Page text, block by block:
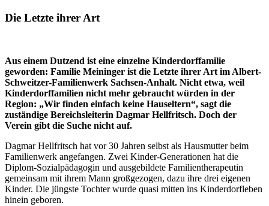
Die Letzte ihrer Art
Aus einem Dutzend ist eine einzelne Kinderdorffamilie
geworden: Familie Meininger ist die Letzte ihrer Art im Albert-
Schweitzer-Familienwerk Sachsen-Anhalt. Nicht etwa, weil
Kinderdorffamilien nicht mehr gebraucht würden in der
Region: „Wir finden einfach keine Hauseltern“, sagt die
zuständige Bereichsleiterin Dagmar Hellfritsch. Doch der
Verein gibt die Suche nicht auf.
Dagmar Hellfritsch hat vor 30 Jahren selbst als Hausmutter beim
Familienwerk angefangen. Zwei Kinder-Generationen hat die
Diplom-Sozialpädagogin und ausgebildete Familientherapeutin
gemeinsam mit ihrem Mann großgezogen, dazu ihre drei eigenen
Kinder. Die jüngste Tochter wurde quasi mitten ins Kinderdorfleben
hinein geboren.